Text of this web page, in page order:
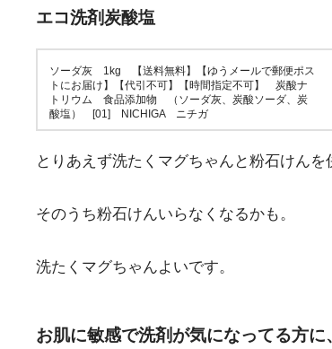
エコ洗剤炭酸塩
ソーダ灰 1kg 【送料無料】【ゆうメールで郵便ポス
トにお届け】【代引不可】【時間指定不可】 炭酸ナ
トリウム 食品添加物 （ソーダ灰、炭酸ソーダ、炭
酸塩） [01] NICHIGA ニチガ
とりあえず洗たくマグちゃんと粉石けん
そのうち粉石けんいらなくなるかも。
洗たくマグちゃんよいです。
お肌に敏感で洗剤が気になってる方に